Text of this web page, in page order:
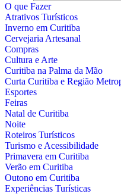
O que Fazer
Atrativos Turísticos
Inverno em Curitiba
Cervejaria Artesanal
Compras
Cultura e Arte
Curitiba na Palma da Mão
Curta Curitiba e Região
Esportes
Feiras
Natal de Curitiba
Noite
Roteiros Turísticos
Turismo e Acessibilidade
Primavera em Curitiba
Verão em Curitiba
Outono em Curitiba
Experiências Turísticas